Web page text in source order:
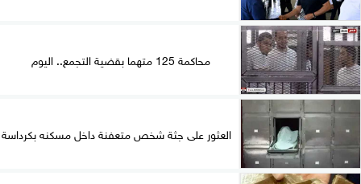
محاكمة 125 متهما بقضية التجمع.. اليوم
العثور على جثة شخص متعفنة داخل مسكنه بكرداسة